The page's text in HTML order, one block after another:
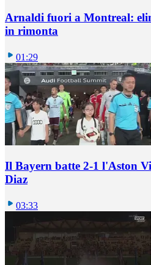
Arnaldi fuori a Montreal:
in rimonta
01:29
Il Bayern batte 2-1 l'Aston
Diaz
03:33